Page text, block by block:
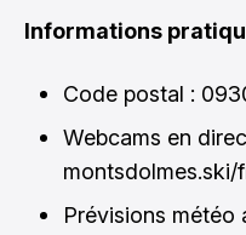
Informations
Code postal :
Webcams en
montsdolmes.ski/
Prévisions météo